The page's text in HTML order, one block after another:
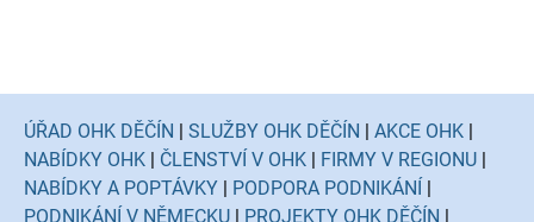
ÚŘAD OHK DĚČÍN | SLUŽBY OHK DĚČÍN | AKCE OHK |
NABÍDKY OHK | ČLENSTVÍ V OHK | FIRMY V REGIONU |
NABÍDKY A POPTÁVKY | PODPORA PODNIKÁNÍ |
PODNIKÁNÍ V NĚMECKU | PROJEKTY OHK DĚČÍN |